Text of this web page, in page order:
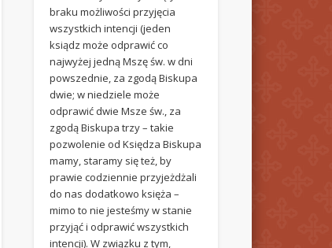
braku możliwości przyjęcia
wszystkich intencji (jeden
ksiądz może odprawić co
najwyżej jedną Mszę św. w dni
powszednie, za zgodą Biskupa
dwie; w niedziele może
odprawić dwie Msze św., za
zgodą Biskupa trzy – takie
pozwolenie od Księdza Biskupa
mamy, staramy się też, by
prawie codziennie przyjeżdżali
do nas dodatkowo księża –
mimo to nie jesteśmy w stanie
przyjąć i odprawić wszystkich
intencji). W związku z tym,